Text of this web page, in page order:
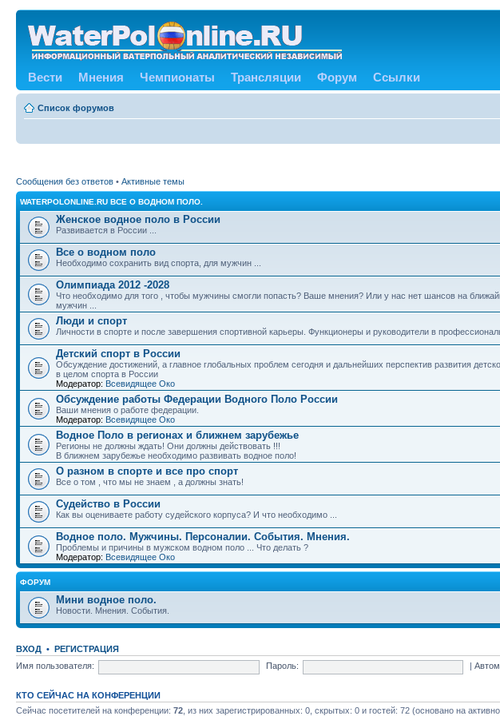
Вести Мнения Чемпионаты Трансляции Форум Ссылки
Список форумов
Сообщения без ответов • Активные темы
WATERPOLONLINE.RU ВСЕ О ВОДНОМ ПОЛО.
Женское водное поло в России
Развивается в России ...
Все о водном поло
Необходимо сохранить вид спорта, для мужчин ...
Олимпиада 2012 -2028
Что необходимо для того , чтобы мужчины смогли попасть? Ваше мнения? Или у нас нет шансов на
мужчин ...
Люди и спорт
Личности в спорте и после завершения спортивной карьеры. Функционеры и руководители в
Детский спорт в России
Обсуждение достижений, а главное глобальных проблем сегодня и дальнейших перспектив развития
в целом спорта в России
Модератор: Всевидящее Око
Обсуждение работы Федерации Водного Поло России
Ваши мнения о работе федерации.
Модератор: Всевидящее Око
Водное Поло в регионах и ближнем зарубежье
Регионы не должны ждать! Они должны действовать !!!
В ближнем зарубежье необходимо развивать водное поло!
О разном в спорте и все про спорт
Все о том , что мы не знаем , а должны знать!
Судейство в России
Как вы оцениваете работу судейского корпуса? И что необходимо ...
Водное поло. Мужчины. Персоналии. События. Мнения.
Проблемы и причины в мужском водном поло ... Что делать ?
Модератор: Всевидящее Око
ФОРУМ
Мини водное поло.
Новости. Мнения. События.
ВХОД • РЕГИСТРАЦИЯ
Имя пользователя:
Пароль: |
КТО СЕЙЧАС НА КОНФЕРЕНЦИИ
Сейчас посетителей на конференции: 72 , из них зарегистрированных: 0, скрытых: 0 и гостей: 72 (основано на